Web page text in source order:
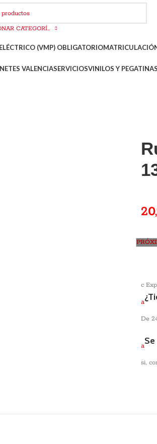
SELECCIONAR CATEGORÍA
(VMP) OBLIGATORIO
VALENCIASERVICIOSVINILOS Y PEGATINAS
c
a
De
a
si,